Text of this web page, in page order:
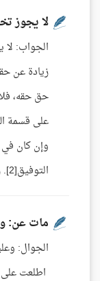
لا يجوز
الجواب:
زيادة عن
على قسمة
وإن كان في
التوفيق[2]. رواه ...
مات عن:
الجوال:
اطلعت